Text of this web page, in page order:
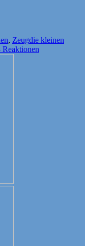
, ZeugSchlagwörter
die kleinen
Reaktionen